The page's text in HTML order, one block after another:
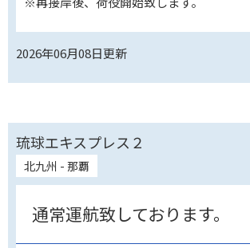
2026年06月08日更新
琉球エキスプレス２
北九州 - 那覇
通常運航致しております。